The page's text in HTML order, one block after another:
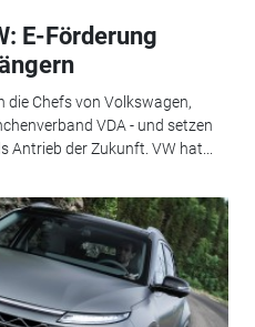
E-Förderung
die Chefs von Volkswagen,
VDA - und setzen
der Zukunft. VW hat...